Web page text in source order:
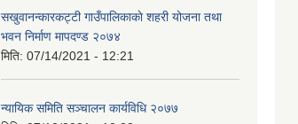
सखुवानन्कारकट्टी गाउँपालिकाकाे शहरी योजना तथा
भवन निर्माण मापदण्ड २०७४
मिति: 07/14/2021 - 12:21
न्यायिक समिति सञ्चालन कार्यविधि २०७७